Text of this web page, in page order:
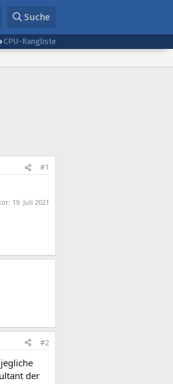
Suche
CPU-Rangliste
#1
19. Juli 2021
#2
der